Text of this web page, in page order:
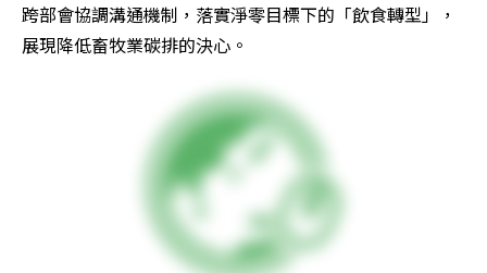
跨部會協調溝通機制，落實淨零目標下的「飲食轉型」，
展現降低畜牧業碳排的決心。